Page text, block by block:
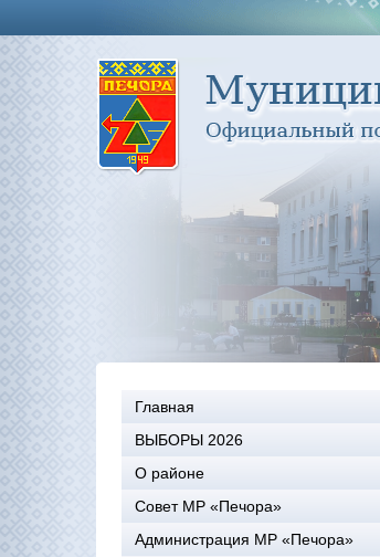
Главная
ВЫБОРЫ 2026
О районе
Совет МР «Печора»
Администрация МР «Печора»